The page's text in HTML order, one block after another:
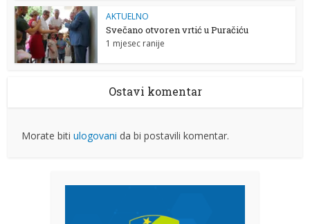
AKTUELNO
Svečano otvoren vrtić u Puračiću
1 mjesec ranije
Ostavi komentar
Morate bitiulogovani da bi postavili komentar.